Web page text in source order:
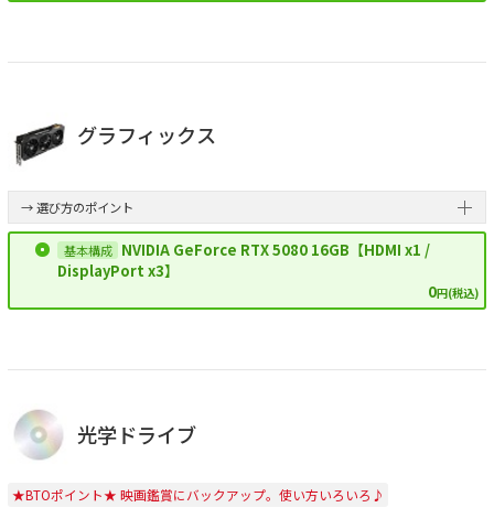
グラフィックス
→ 選び方のポイント
NVIDIA GeForce RTX 5080 16GB【HDMI x1 /
DisplayPort x3】
0円(税込)
光学ドライブ
★BTOポイント★ 映画鑑賞にバックアップ。使い方いろいろ♪